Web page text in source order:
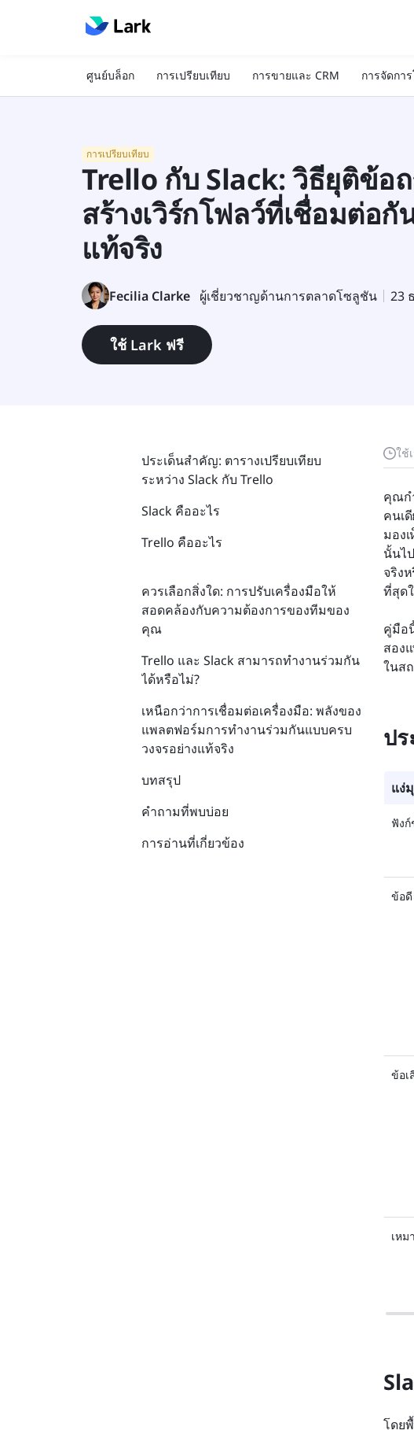
ศูนย์บล็อก การเปรียบเทียบ การขายและ CRM การจัดกา
การเปรียบเทียบ
Trello กับ Slack: วิธียุติข้อ
สร้างเวิร์กโฟลว์ที่เชื่อมต่อกั
แท้จริง
Fecilia Clarke ผู้เชี่ยวชาญด้านการตลาดโซลูชัน 23
ใช้ Lark ฟรี
ใช้
คุณก
คนเ
มอง
นั้นไ
จริง
ที่สุด
คู่มือ
สอง
ในส
ปร
แง่
ฟัง
ข้อดี
ข้อเ
เหม
โดย
ประเด็นสำคัญ: ตารางเปรียบเทียบ
ระหว่าง Slack กับ Trello
Slack คืออะไร
Trello คืออะไร
ควรเลือกสิ่งใด: การปรับเครื่องมือให้
สอดคล้องกับความต้องการของทีมของ
คุณ
Trello และ Slack สามารถทำงานร่วมกัน
ได้หรือไม่?
เหนือกว่าการเชื่อมต่อเครื่องมือ: พลังของ
แพลตฟอร์มการทำงานร่วมกันแบบครบ
วงจรอย่างแท้จริง
บทสรุป
คำถามที่พบบ่อย
การอ่านที่เกี่ยวข้อง